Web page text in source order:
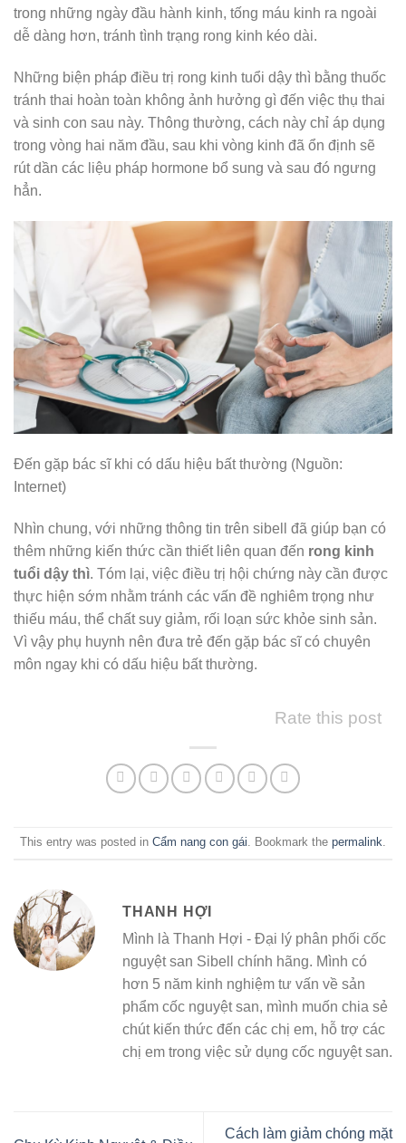
trong những ngày đầu hành kinh, tống máu kinh ra ngoài
dễ dàng hơn, tránh tình trạng rong kinh kéo dài.
Những biện pháp điều trị rong kinh tuổi dậy thì bằng thuốc
tránh thai hoàn toàn không ảnh hưởng gì đến việc thụ thai
và sinh con sau này. Thông thường, cách này chỉ áp dụng
trong vòng hai năm đầu, sau khi vòng kinh đã ổn định sẽ
rút dần các liệu pháp hormone bổ sung và sau đó ngưng
hẳn.
Đến gặp bác sĩ khi có dấu hiệu bất thường (Nguồn:
Internet)
Nhìn chung, với những thông tin trên sibell đã giúp bạn có
thêm những kiến thức cần thiết liên quan đến rong kinh
tuổi dậy thì. Tóm lại, việc điều trị hội chứng này cần được
thực hiện sớm nhằm tránh các vấn đề nghiêm trọng như
thiếu máu, thể chất suy giảm, rối loạn sức khỏe sinh sản.
Vì vậy phụ huynh nên đưa trẻ đến gặp bác sĩ có chuyên
môn ngay khi có dấu hiệu bất thường.
Rate this post
This entry was posted in Cẩm nang con gái. Bookmark the permalink.
THANH HỢI
Mình là Thanh Hợi - Đại lý phân phối cốc
nguyệt san Sibell chính hãng. Mình có
hơn 5 năm kinh nghiệm tư vấn về sản
phẩm cốc nguyệt san, mình muốn chia sẻ
chút kiến thức đến các chị em, hỗ trợ các
chị em trong việc sử dụng cốc nguyệt san.
Cách làm giảm chóng mặt